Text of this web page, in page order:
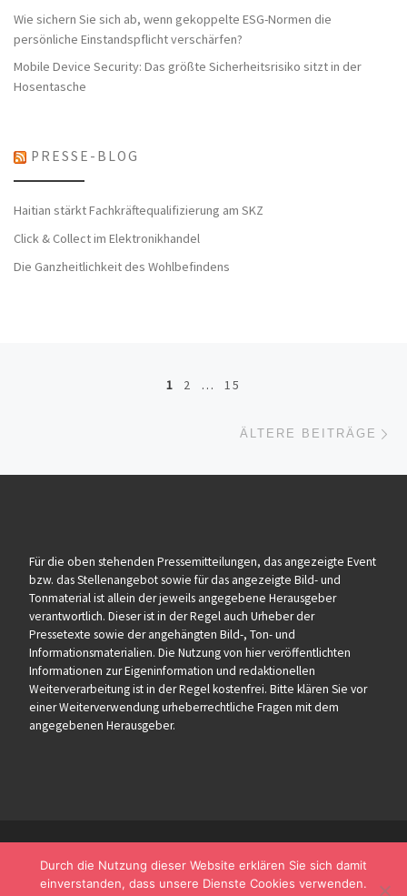
Wie sichern Sie sich ab, wenn gekoppelte ESG-Normen die
persönliche Einstandspflicht verschärfen?
Mobile Device Security: Das größte Sicherheitsrisiko sitzt in der
Hosentasche
PRESSE-BLOG
Haitian stärkt Fachkräftequalifizierung am SKZ
Click & Collect im Elektronikhandel
Die Ganzheitlichkeit des Wohlbefindens
Beitragsnavigation
1 2 … 15
ÄLTERE BEITRÄGE
Für die oben stehenden Pressemitteilungen, das angezeigte Event
bzw. das Stellenangebot sowie für das angezeigte Bild- und
Tonmaterial ist allein der jeweils angegebene Herausgeber
verantwortlich. Dieser ist in der Regel auch Urheber der
Pressetexte sowie der angehängten Bild-, Ton- und
Informationsmaterialien. Die Nutzung von hier veröffentlichten
Informationen zur Eigeninformation und redaktionellen
Weiterverarbeitung ist in der Regel kostenfrei. Bitte klären Sie vor
einer Weiterverwendung urheberrechtliche Fragen mit dem
angegebenen Herausgeber.
Durch die Nutzung dieser Website erklären Sie sich damit
einverstanden, dass unsere Dienste Cookies verwenden.